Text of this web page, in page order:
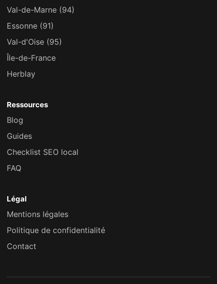
Val-de-Marne (94)
Essonne (91)
Val-d'Oise (95)
Île-de-France
Herblay
Ressources
Blog
Guides
Checklist SEO local
FAQ
Légal
Mentions légales
Politique de confidentialité
Contact